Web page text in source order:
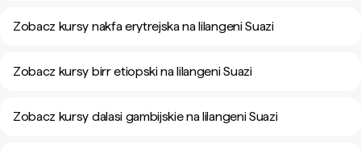
Zobacz kursy nakfa erytrejska na lilangeni Suazi
Zobacz kursy birr etiopski na lilangeni Suazi
Zobacz kursy dalasi gambijskie na lilangeni Suazi